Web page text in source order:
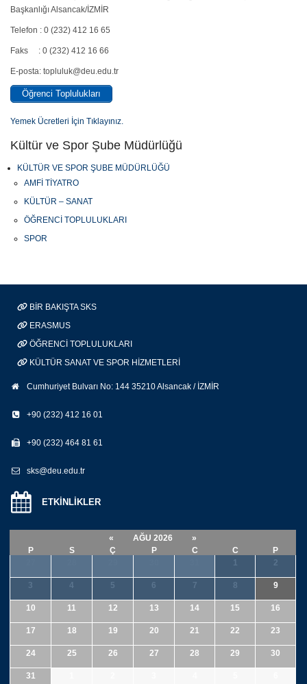
Başkanlığı Alsancak/İZMİR
Telefon : 0 (232) 412 16 65
Faks : 0 (232) 412 16 66
E-posta: topluluk@deu.edu.tr
Öğrenci Toplulukları
Yemek Ücretleri İçin Tıklayınız.
Kültür ve Spor Şube Müdürlüğü
KÜLTÜR VE SPOR ŞUBE MÜDÜRLÜĞÜ
AMFİ TİYATRO
KÜLTÜR – SANAT
ÖĞRENCİ TOPLULUKLARI
SPOR
BİR BAKIŞTA SKS
ERASMUS
ÖĞRENCİ TOPLULUKLARI
KÜLTÜR SANAT VE SPOR HİZMETLERİ
Cumhuriyet Bulvarı No: 144 35210 Alsancak / İZMİR
+90 (232) 412 16 01
+90 (232) 464 81 61
sks@deu.edu.tr
ETKİNLİKLER
« AĞU 2026
»
P
S Ç P C C
P
1 2
3 4 5 6 7 8 9
10 11 12 13 14 15 16
17 18 19 20 21 22 23
24 25 26 27 28 29 30
31